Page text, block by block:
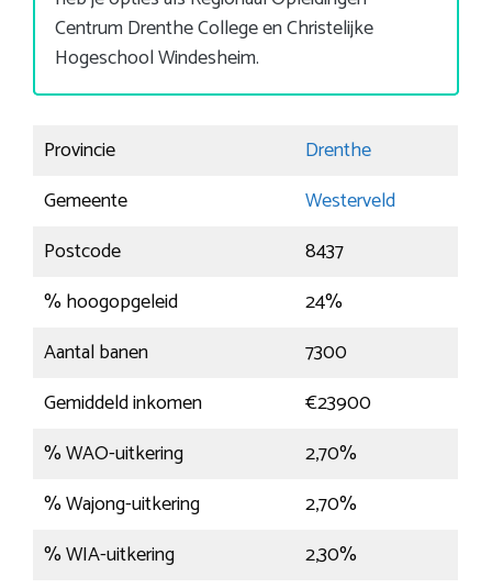
Centrum Drenthe College en Christelijke
Hogeschool Windesheim.
Provincie
Drenthe
Gemeente
Westerveld
Postcode
8437
% hoogopgeleid
24%
Aantal banen
7300
Gemiddeld inkomen
€23900
% WAO-uitkering
2,70%
% Wajong-uitkering
2,70%
% WIA-uitkering
2,30%